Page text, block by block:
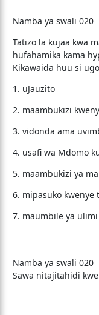
Namba ya swali 020
Tatizo la kujaa kwa
hufahamika kama
Kikawaida huu si
1. uJauzito
2. maambukizi
3. vidonda ama
4. usafi wa Mdomo
5. maambukizi ya
6. mipasuko kwenye
7. maumbile ya ulimi
Namba ya swali 020
Sawa nitajitahidi